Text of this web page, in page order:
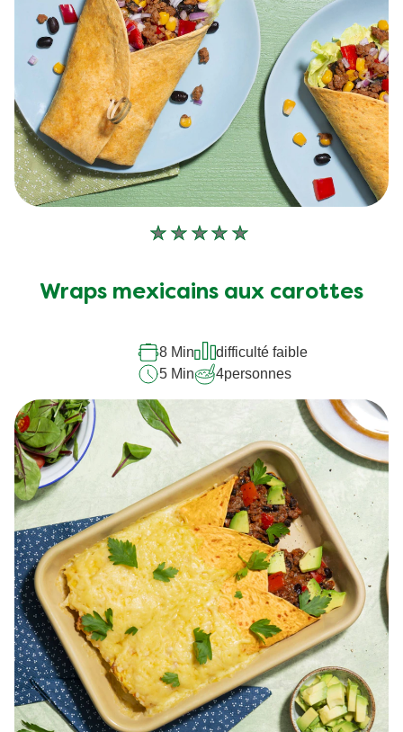
Aucune
soumise
recipe
Wraps mexicains aux carottes
8 Min
difficulté faible
5 Min
4personnes